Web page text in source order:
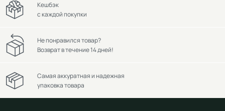
Кешбэк
с каждой покупки
Не понравился товар?
Возврат в течение 14 дней!
Самая аккуратная и надежная
упаковка товара